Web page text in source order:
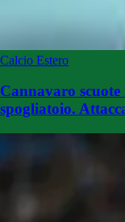
Calcio Estero
Cannavaro
spogliatoio.